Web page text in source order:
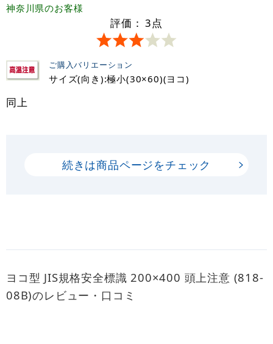
神奈川県のお客様
評価： 3点
ご購入バリエーション
サイズ(向き):極小(30×60)(ヨコ)
同上
続きは商品ページをチェック
ヨコ型 JIS規格安全標識 200×400 頭上注意 (818-
08B)のレビュー・口コミ